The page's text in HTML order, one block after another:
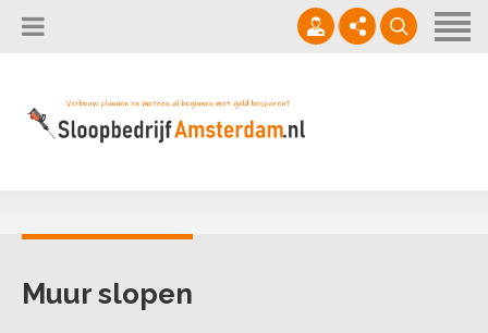
Sloopwerken
06 - 294 333 69
Muur slopen